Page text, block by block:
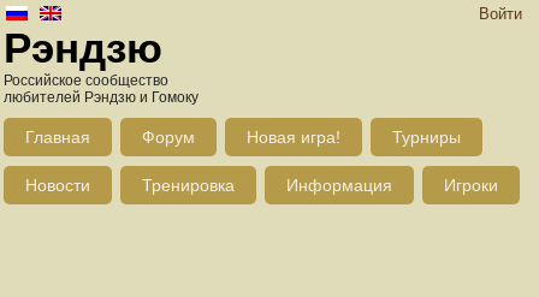
Войти
Рэндзю
Российское сообщество
любителей Рэндзю и Гомоку
Главная Форум Новая игра! Турниры
Новости Тренировка Информация Игроки